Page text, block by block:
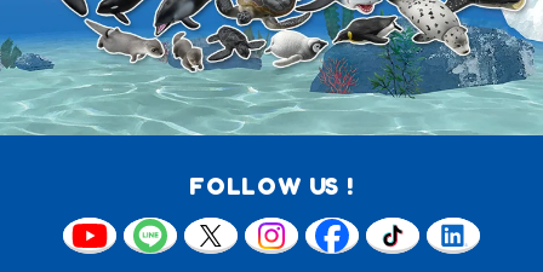
FOLLOW US !